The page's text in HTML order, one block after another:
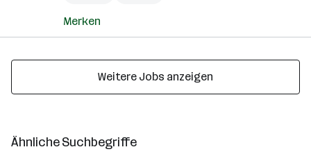
Merken
Weitere Jobs anzeigen
Ähnliche Suchbegriffe